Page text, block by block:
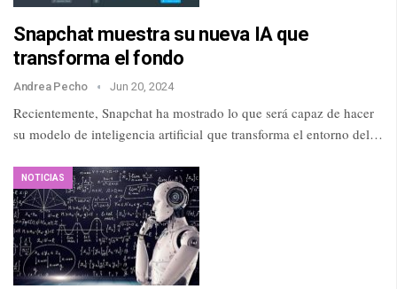
Snapchat muestra su nueva IA que
transforma el fondo
Andrea Pecho Jun 20, 2024
Recientemente, Snapchat ha mostrado lo que será capaz de hacer
su modelo de inteligencia artificial que transforma el entorno del…
NOTICIAS